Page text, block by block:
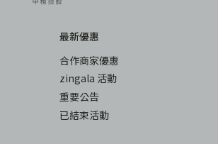
最新優惠
合作商家優惠
zingala 活動
重要公告
已結束活動